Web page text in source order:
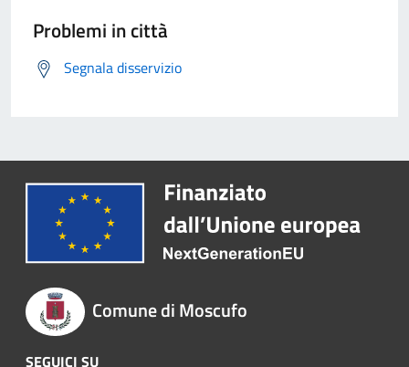
Problemi in città
Segnala disservizio
Comune di Moscufo
SEGUICI SU